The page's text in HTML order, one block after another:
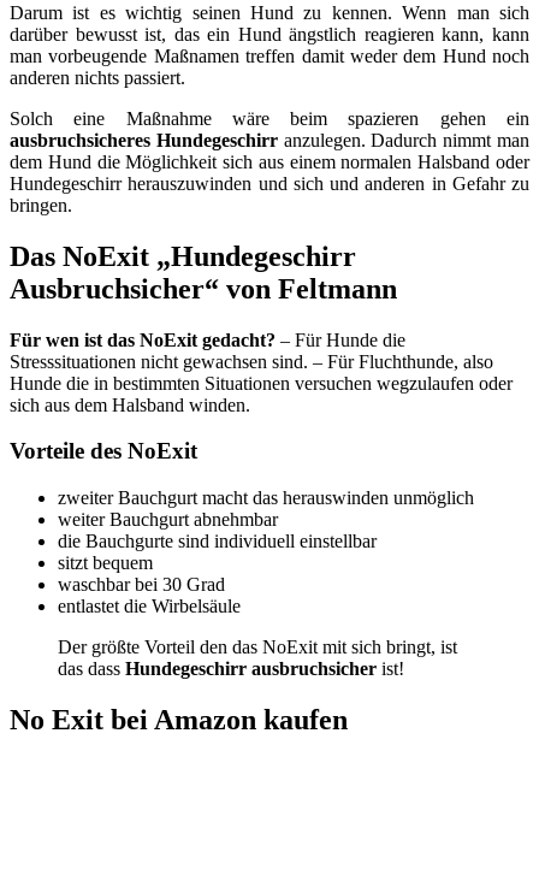
Darum ist es wichtig seinen Hund zu kennen. Wenn man sich
darüber bewusst ist, das ein Hund ängstlich reagieren kann, kann
man vorbeugende Maßnamen treffen damit weder dem Hund noch
anderen nichts passiert.
Solch eine Maßnahme wäre beim spazieren gehen ein
ausbruchsicheres Hundegeschirranzulegen. Dadurch nimmt man
dem Hund die Möglichkeit sich aus einem normalen Halsband oder
Hundegeschirr herauszuwinden und sich und anderen in Gefahr zu
bringen.
Das NoExit „Hundegeschirr
Ausbruchsicher“ von Feltmann
Für wen ist das NoExit gedacht? – Für Hunde die
Stresssituationen nicht gewachsen sind. – Für Fluchthunde, also
Hunde die in bestimmten Situationen versuchen wegzulaufen oder
sich aus dem Halsband winden.
Vorteile des NoExit
zweiter Bauchgurt macht das herauswinden unmöglich
weiter Bauchgurt abnehmbar
die Bauchgurte sind individuell einstellbar
sitzt bequem
waschbar bei 30 Grad
entlastet die Wirbelsäule
Der größte Vorteil den das NoExit mit sich bringt, ist
das dass Hundegeschirr ausbruchsicher ist!
No Exit bei Amazon kaufen